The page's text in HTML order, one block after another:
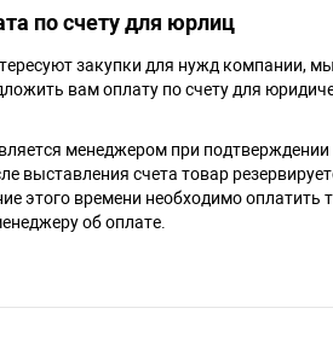
по счету для юрлиц
закупки для нужд компании, мы
вам оплату по счету для
менеджером при подтверждении
выставления счета товар
этого времени необходимо оплатить
об оплате.